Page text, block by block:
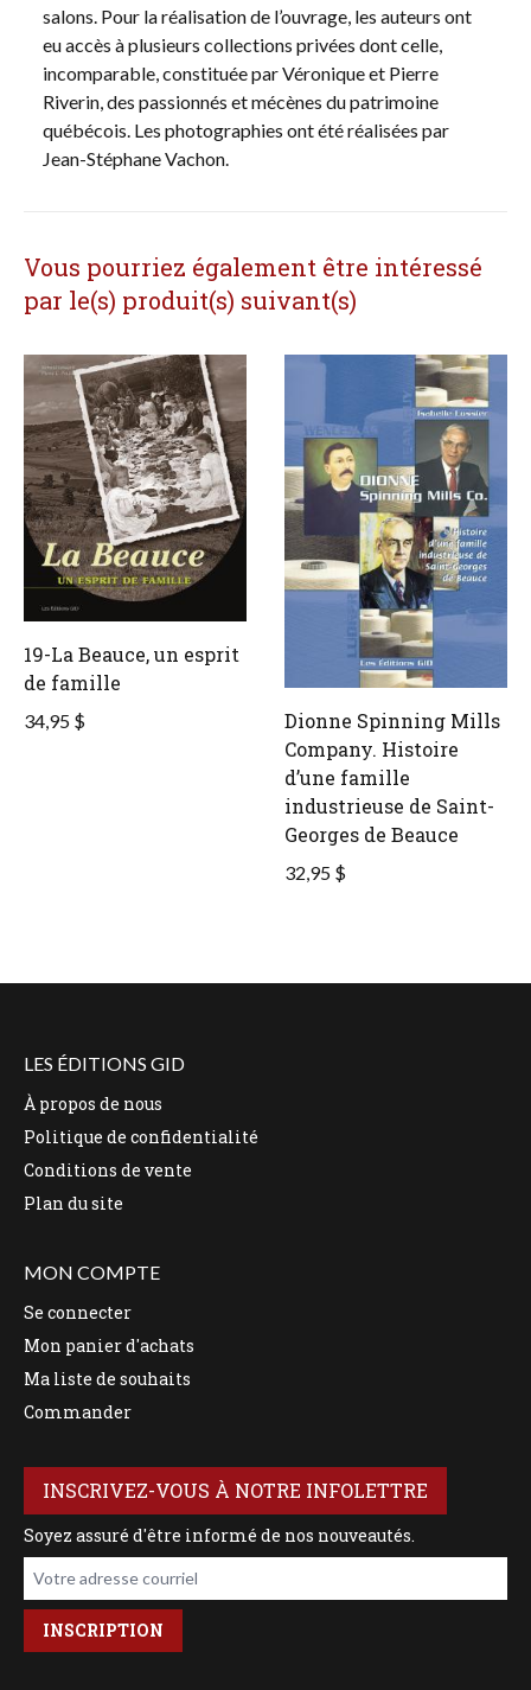
salons. Pour la réalisation de l’ouvrage, les auteurs ont
eu accès à plusieurs collections privées dont celle,
incomparable, constituée par Véronique et Pierre
Riverin, des passionnés et mécènes du patrimoine
québécois. Les photographies ont été réalisées par
Jean-Stéphane Vachon.
Vous pourriez également être intéressé
par le(s) produit(s) suivant(s)
19-La Beauce, un esprit
de famille
34,95 $
Dionne Spinning Mills
Company. Histoire
d’une famille
industrieuse de Saint-
Georges de Beauce
32,95 $
LES ÉDITIONS GID
À propos de nous
Politique de confidentialité
Conditions de vente
Plan du site
MON COMPTE
Se connecter
Mon panier d'achats
Ma liste de souhaits
Commander
INSCRIVEZ-VOUS À NOTRE INFOLETTRE
Soyez assuré d'être informé de nos nouveautés.
Votre adresse courriel